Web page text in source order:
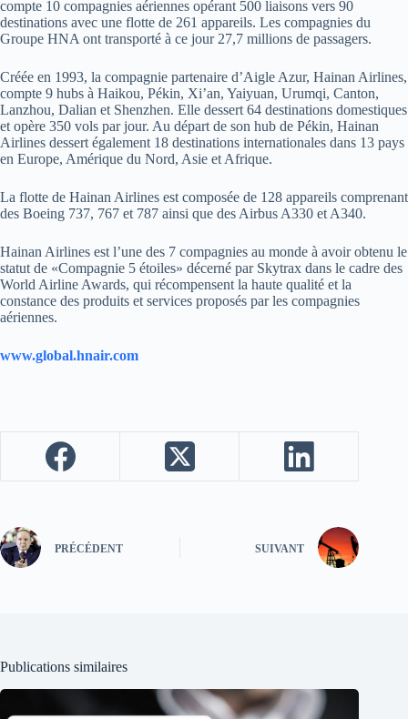
compte 10 compagnies aériennes opérant 500 liaisons vers 90
destinations avec une flotte de 261 appareils. Les compagnies du
Groupe HNA ont transporté à ce jour 27,7 millions de passagers.
Créée en 1993, la compagnie partenaire d’Aigle Azur, Hainan Airlines,
compte 9 hubs à Haikou, Pékin, Xi’an, Yaiyuan, Urumqi, Canton,
Lanzhou, Dalian et Shenzhen. Elle dessert 64 destinations domestiques
et opère 350 vols par jour. Au départ de son hub de Pékin, Hainan
Airlines dessert également 18 destinations internationales dans 13 pays
en Europe, Amérique du Nord, Asie et Afrique.
La flotte de Hainan Airlines est composée de 128 appareils comprenant
des Boeing 737, 767 et 787 ainsi que des Airbus A330 et A340.
Hainan Airlines est l’une des 7 compagnies au monde à avoir obtenu le
statut de «Compagnie 5 étoiles» décerné par Skytrax dans le cadre des
World Airline Awards, qui récompensent la haute qualité et la
constance des produits et services proposés par les compagnies
aériennes.
www.global.hnair.com
PRÉCÉDENT SUIVANT
Publications similaires